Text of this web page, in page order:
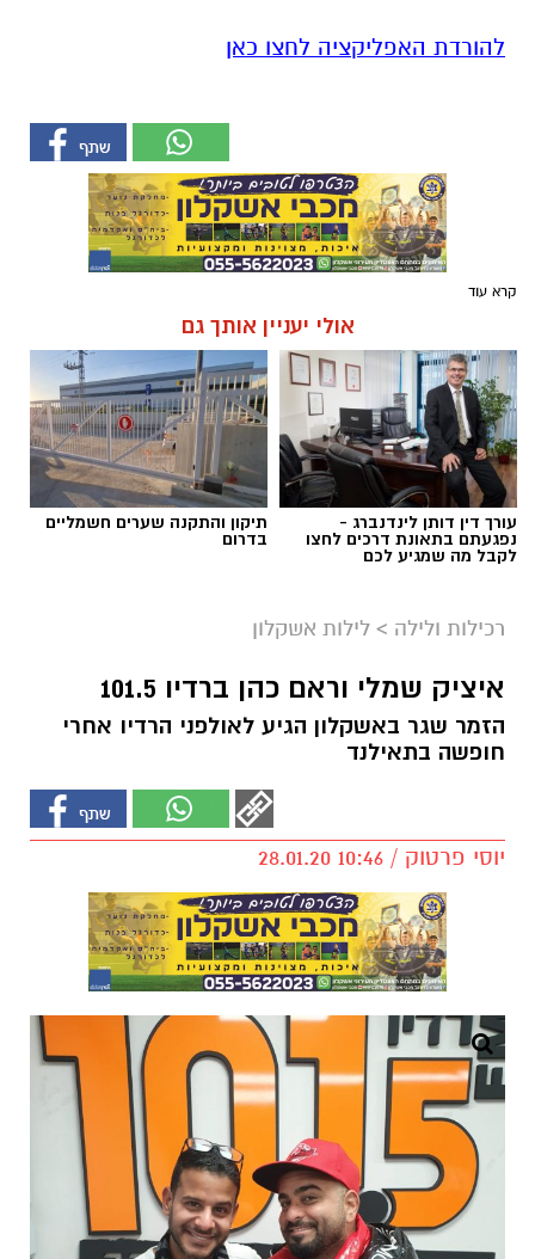
להורדת האפליקציה לחצו כאן
קרא עוד
אולי יעניין אותך גם
עורך דין דותן לינדנברג -
נפגעתם בתאונת דרכים לחצו
לקבל מה שמגיע לכם
תיקון והתקנה שערים חשמליים
בדרום
רכילות ולילה > לילות אשקלון
איציק שמלי וראם כהן ברדיו 101.5
הזמר שגר באשקלון הגיע לאולפני הרדיו אחרי
חופשה בתאילנד
יוסי פרטוק / 10:46 28.01.20